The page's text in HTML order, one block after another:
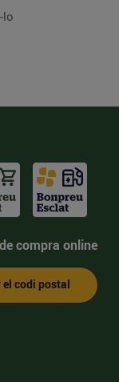
compra online
el codi postal